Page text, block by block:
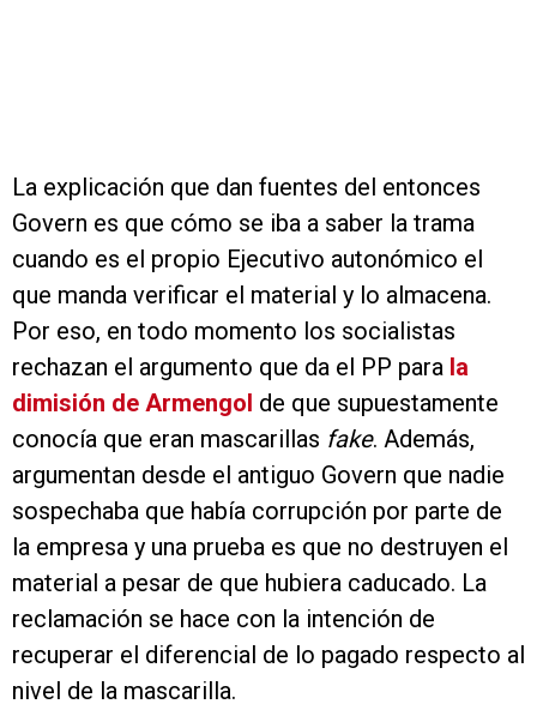
La explicación que dan fuentes del entonces
Govern es que cómo se iba a saber la trama
cuando es el propio Ejecutivo autonómico el
que manda verificar el material y lo almacena.
Por eso, en todo momento los socialistas
rechazan el argumento que da el PP para la
dimisión de Armengol de que supuestamente
conocía que eran mascarillas fake. Además,
argumentan desde el antiguo Govern que nadie
sospechaba que había corrupción por parte de
la empresa y una prueba es que no destruyen el
material a pesar de que hubiera caducado. La
reclamación se hace con la intención de
recuperar el diferencial de lo pagado respecto al
nivel de la mascarilla.